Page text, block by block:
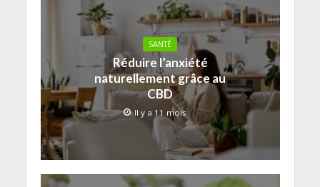
SANTÉ
Réduire l’anxiété
naturellement grâce au
CBD
Il y a 11 mois